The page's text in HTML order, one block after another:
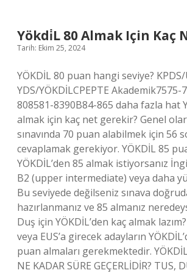
Yökdi̇L 80 Almak Için Kaç
Tarih: Ekim 25, 2024
YÖKDİL 80 puan hangi seviye?
YDS/YÖKDİLCPEPTE Akademik7575-
808581-8390B84-865 daha fazla hat
almak için kaç net gerekir? Genel
sınavında 70 puan alabilmek için 56
cevaplamak gerekiyor. YÖKDİL 85
YÖKDİL’den 85 almak istiyorsanız
B2 (upper intermediate) veya daha
Bu seviyede değilseniz sınava
hazırlanmanız ve 85 almanız
Duş için YÖKDİL’den kaç almak
veya EUS’a girecek adayların
puan almaları gerekmektedir.
NE KADAR SÜRE GEÇERLİDİR? TUS,